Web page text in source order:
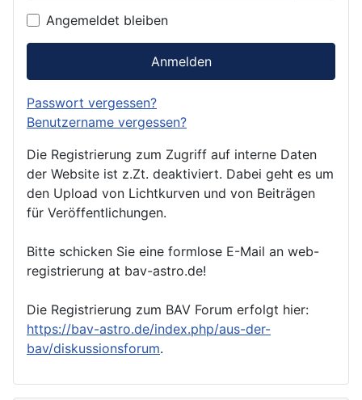
Angemeldet bleiben
Anmelden
Passwort vergessen?
Benutzername vergessen?
Die Registrierung zum Zugriff auf interne Daten
der Website ist z.Zt. deaktiviert. Dabei geht es um
den Upload von Lichtkurven und von Beiträgen
für Veröffentlichungen.
Bitte schicken Sie eine formlose E-Mail an web-
registrierung at bav-astro.de!
Die Registrierung zum BAV Forum erfolgt hier:
https://bav-astro.de/index.php/aus-der-
bav/diskussionsforum.